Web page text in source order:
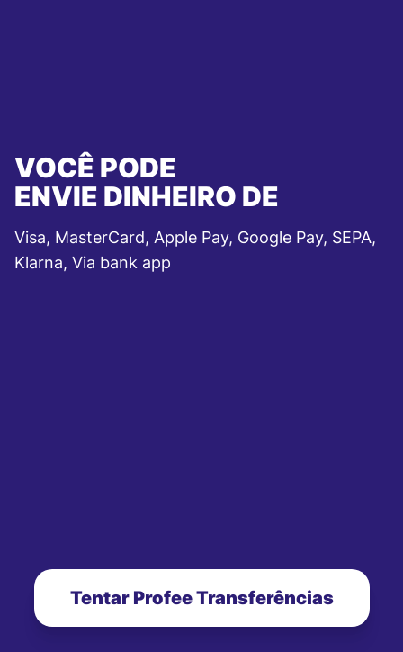
VOCÊ PODE
ENVIE DINHEIRO DE
Visa, MasterCard, Apple Pay, Google Pay, SEPA,
Klarna, Via bank app
Tentar Profee Transferências